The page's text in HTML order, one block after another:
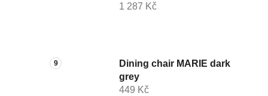
1 287 Kč
Dining chair MARIE dark
grey
449 Kč